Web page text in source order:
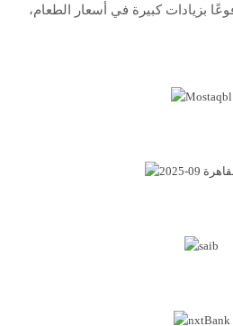
مدفوعًا بزيادات كبيرة في أسعار الطعام،